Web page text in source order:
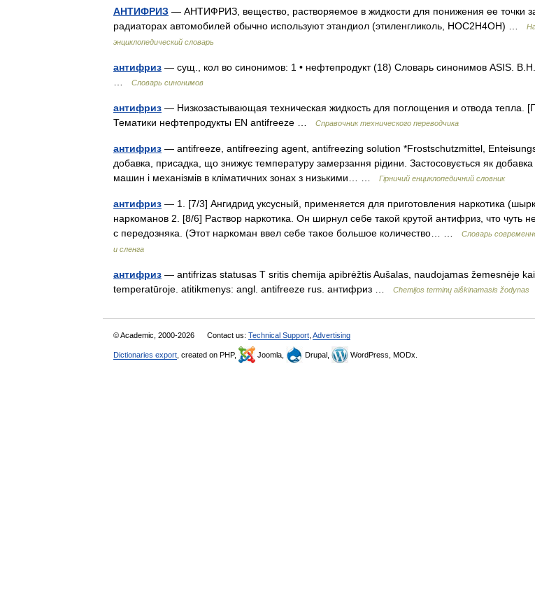
АНТИФРИЗ — АНТИФРИЗ, вещество, растворяемое в жидкости для понижения ее точки
радиаторах автомобилей обычно используют этандиол (этиленгликоль, НОС2Н4ОН) …
энциклопедический словарь
антифриз — сущ., кол во синонимов: 1 • нефтепродукт (18) Словарь синонимов ASIS.
Словарь синонимов
антифриз — Низкозастывающая техническая жидкость для поглощения и отвода тепла.
Тематики нефтепродукты EN antifreeze …
Справочник технического переводчика
антифриз — antifreeze, antifreezing agent, antifreezing solution *Frostschutzmittel,
добавка, присадка, що знижує температуру замерзання рідини. Застосовується як
машин і механізмів в кліматичних зонах з низькими… …
Гірничий енциклопедичний словник
антифриз — 1. [7/3] Ангидрид уксусный, применяется для приготовления наркотика
наркоманов 2. [8/6] Раствор наркотика. Он ширнул себе такой крутой антифриз, что чуть
с передозняка. (Этот наркоман ввел себе такое большое количество… …
Cловарь
и сленга
антифриз — antifrizas statusas T sritis chemija apibrėžtis Aušalas, naudojamas žemesnėje
temperatūroje. atitikmenys: angl. antifreeze rus. антифриз …
Chemijos terminų aiškinamasis žodynas
© Academic, 2000-2026 Contact us: Technical Support Advertising
Dictionaries export , created on PHP, Joomla, Drupal, WordPress, MODx.